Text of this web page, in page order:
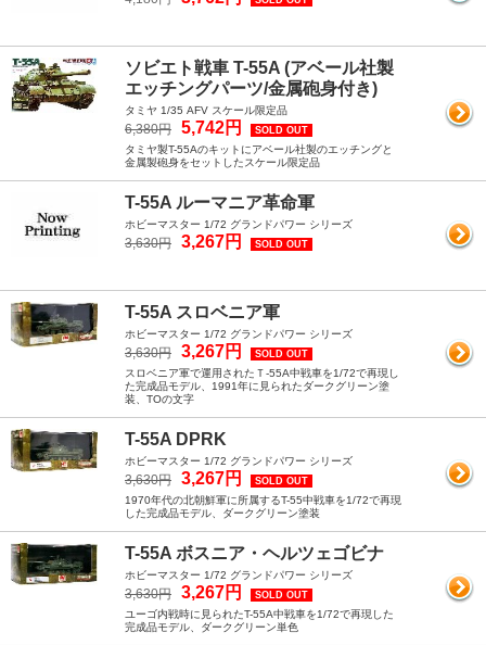
ソビエト戦車 T-55A (アベール社製
エッチングパーツ/金属砲身付き)
タミヤ 1/35 AFV スケール限定品
6,380円 5,742円 SOLD OUT
タミヤ製T-55Aのキットにアベール社製のエッチングと
金属製砲身をセットしたスケール限定品
T-55A ルーマニア革命軍
ホビーマスター 1/72 グランドパワー シリーズ
3,630円 3,267円 SOLD OUT
T-55A スロベニア軍
ホビーマスター 1/72 グランドパワー シリーズ
3,630円 3,267円 SOLD OUT
スロベニア軍で運用されたＴ-55A中戦車を1/72で再現し
た完成品モデル、1991年に見られたダークグリーン塗
装、TOの文字
T-55A DPRK
ホビーマスター 1/72 グランドパワー シリーズ
3,630円 3,267円 SOLD OUT
1970年代の北朝鮮軍に所属するT-55中戦車を1/72で再現
した完成品モデル、ダークグリーン塗装
T-55A ボスニア・ヘルツェゴビナ
ホビーマスター 1/72 グランドパワー シリーズ
3,630円 3,267円 SOLD OUT
ユーゴ内戦時に見られたT-55A中戦車を1/72で再現した
完成品モデル、ダークグリーン単色